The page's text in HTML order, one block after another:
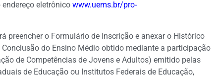
eletrônico www.uems.br/pro-
preencher o Formulário de Inscrição e anexar o Histórico
do Ensino Médio obtido mediante a participação
de Competências de Jovens e Adultos) emitido pelas
de Educação ou Institutos Federais de Educação,